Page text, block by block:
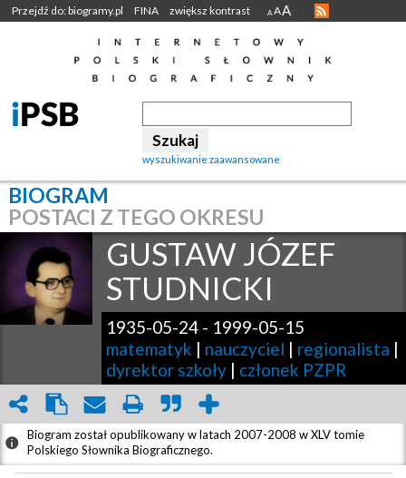
Przejdź do: biogramy.pl FINA zwiększ kontrast A AA
wyszukiwanie zaawansowane
BIOGRAM
POSTACI Z TEGO OKRESU
GUSTAW JÓZEF
STUDNICKI
1935-05-24 - 1999-05-15
matematyk | nauczyciel | regionalista |
dyrektor szkoły | członek PZPR
Biogram został opublikowany w latach 2007-2008 w XLV tomie
Polskiego Słownika Biograficznego.